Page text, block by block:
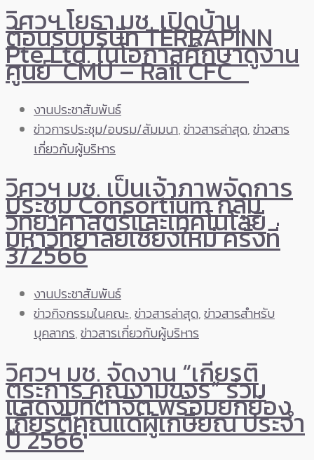
วิศวฯ โยธา มช. เปิดบ้าน
ต้อนรับบริษัท TERRAPINN
Pte Ltd. ในโอกาสศึกษาดูงาน
ศูนย์ CMU – Rail CFC
งานประชาสัมพันธ์
ข่าวการประชุม/อบรม/สัมมนา,ข่าวสารล่าสุด,ข่าวสาร
เกี่ยวกับผู้บริหาร
วิศวฯ มช. เป็นเจ้าภาพจัดการ
ประชุม Consortium กลุ่ม
วิทยาศาสตร์และเทคโนโลยี
มหาวิทยาลัยเชียงใหม่ ครั้งที่
3/2566
งานประชาสัมพันธ์
ข่าวกิจกรรมในคณะ,ข่าวสารล่าสุด,ข่าวสารสำหรับ
บุคลากร,ข่าวสารเกี่ยวกับผู้บริหาร
วิศวฯ มช. จัดงาน “เกียรติ
ตระการ คุณงามขจร” ร่วม
แสดงมุทิตาจิต พร้อมยกย่อง
เกียรติคุณแด่ผู้เกษียณ ประจำ
ปี 2566